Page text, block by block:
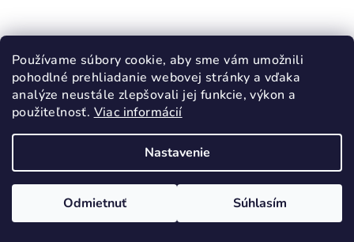
Používame súbory cookie, aby sme vám umožnili
pohodlné prehliadanie webovej stránky a vďaka
analýze neustále zlepšovali jej funkcie, výkon a
použiteľnosť. Viac informácií
Nastavenie
Odmietnuť Súhlasím
D.D.STEP 077 sandále dievčenské Pink
Barefoot
26,55 €
40,90 € (–35 %)
30
Skladom
KÓD: 3666/30